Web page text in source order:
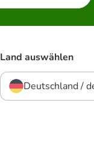
Land auswählen
Deutschland /